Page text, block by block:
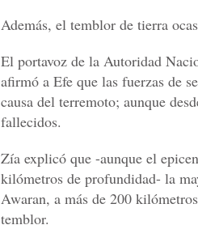
Además, el temblor de tierra
El portavoz de la Autoridad
afirmó a Efe que las fuerzas de
causa del terremoto; aunque
fallecidos.
Zía explicó que -aunque el
kilómetros de profundidad- la
Awaran, a más de 200
temblor.